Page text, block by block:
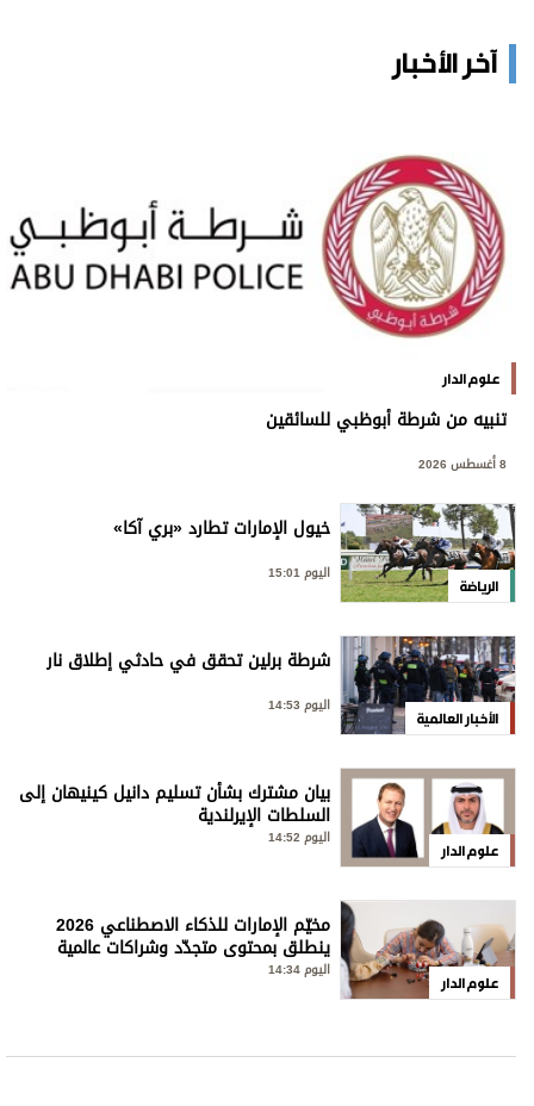
آخر الأخبار
علوم الدار
تنبيه من شرطة أبوظبي للسائقين
8 أغسطس 2026
الرياضة
خيول الإمارات تطارد «بري آكا»
اليوم 15:01
الأخبار العالمية
شرطة برلين تحقق في حادثي إطلاق نار
اليوم 14:53
علوم الدار
بيان مشترك بشأن تسليم دانيل كينيهان إلى
السلطات الإيرلندية
اليوم 14:52
علوم الدار
مخيّم الإمارات للذكاء الاصطناعي 2026
ينطلق بمحتوى متجدّد وشراكات عالمية
اليوم 14:34